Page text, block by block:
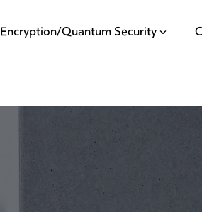
Encryption/Quantum Security